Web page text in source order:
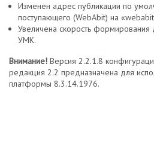
Изменен адрес публикации по
поступающего (WebAbit) на
Увеличена скорость
УМК.
Внимание! Версия 2.2.1.8
редакция 2.2 предназначена для
платформы 8.3.14.1976.